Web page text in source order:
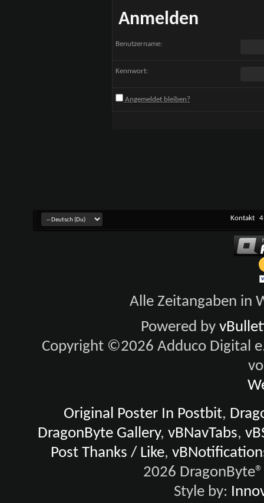
Anmelden
Benutzername:
Kennwort:
Angemeldet bleiben?
Kontakt
Alle Zeitangaben in
Powered by
Copyright ©2026 Adduco Digital
Original Poster In Postbit,
DragonByte Gallery,vBNavTabs,
Post Thanks / Like,
2026
Style by: